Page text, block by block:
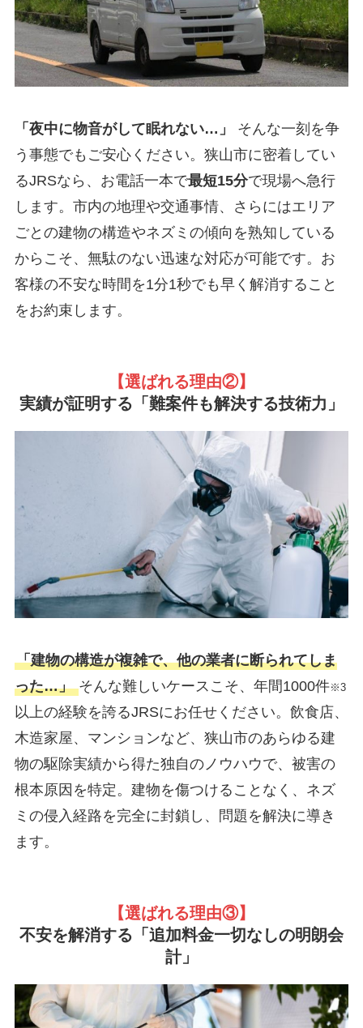
「夜中に物音がして眠れない…」
そんな一刻を争
う事態でもご安心ください。狭山市に密着してい
るJRSなら、お電話一本で最短15分で現場へ急行
します。市内の地理や交通事情、さらにはエリア
ごとの建物の構造やネズミの傾向を熟知している
からこそ、無駄のない迅速な対応が可能です。お
客様の不安な時間を1分1秒でも早く解消すること
をお約束します。
【選ばれる理由②】
実績が証明する「難案件も解決する技術力」
「建物の構造が複雑で、他の業者に断られてしま
った…」 そんな難しいケースこそ、年間1000件※3
以上の経験を誇るJRSにお任せください。飲食店、
木造家屋、マンションなど、狭山市のあらゆる建
物の駆除実績から得た独自のノウハウで、被害の
根本原因を特定。建物を傷つけることなく、ネズ
ミの侵入経路を完全に封鎖し、問題を解決に導き
ます。
【選ばれる理由③】
不安を解消する「追加料金一切なしの明朗会
計」